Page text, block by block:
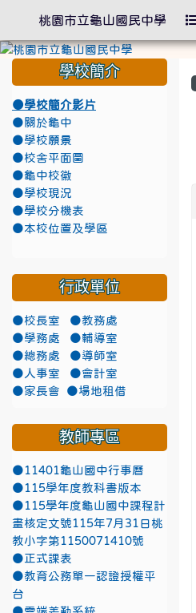
學校簡介
●學校簡介影片
●關於龜中
●學校願景
●校舍平面圖
●龜中校徽
●學校現況
●學校分機表
●本校位置及學區
行政單位
●校長室
●教務處
●學務處
●輔導室
●總務處
●導師室
●人事室
●會計室
●家長會
●場地租借
教師專區
●11401龜山國中行事曆
●115學年度教科書版本
●115學年度龜山國中課程計
畫核定文號115年7月31日桃
教小字第1150071410號
●正式課表
●教育公務單一認證授權平
台
桃園市立龜山國民中學